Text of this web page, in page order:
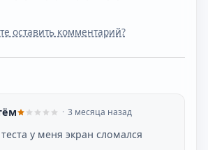
оставить комментарий?
3 месяца назад
у меня экран сломался